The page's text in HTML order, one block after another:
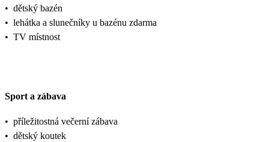
• dětský bazén
• lehátka a slunečníky u bazénu zdarma
• TV místnost
Sport a zábava
• příležitostná večerní zábava
• dětský koutek